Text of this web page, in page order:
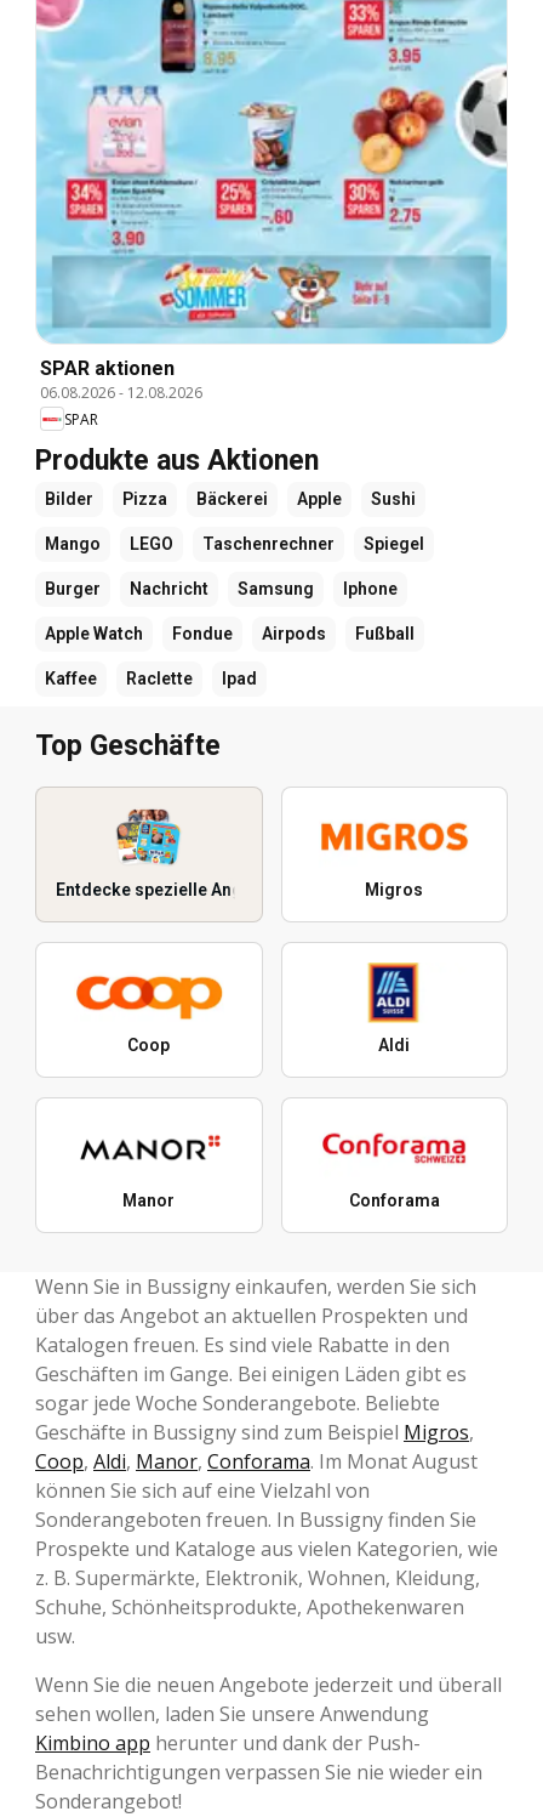
SPAR aktionen
06.08.2026- 12.08.2026
SPAR
Produkte aus Aktionen
Bilder Pizza Bäckerei Apple Sushi
Mango LEGO Taschenrechner Spiegel
Burger Nachricht Samsung Iphone
Apple Watch Fondue Airpods Fußball
Kaffee Raclette Ipad
Top Geschäfte
Entdecke spezielle Angebote Migros
Coop Aldi
Manor Conforama
Wenn Sie in Bussigny einkaufen, werden Sie sich
über das Angebot an aktuellen Prospekten und
Katalogen freuen. Es sind viele Rabatte in den
Geschäften im Gange. Bei einigen Läden gibt es
sogar jede Woche Sonderangebote. Beliebte
Geschäfte in Bussigny sind zum Beispiel Migros,
Coop, Aldi, Manor, Conforama. Im Monat August
können Sie sich auf eine Vielzahl von
Sonderangeboten freuen. In Bussigny finden Sie
Prospekte und Kataloge aus vielen Kategorien, wie
z. B. Supermärkte, Elektronik, Wohnen, Kleidung,
Schuhe, Schönheitsprodukte, Apothekenwaren
usw.
Wenn Sie die neuen Angebote jederzeit und überall
sehen wollen, laden Sie unsere Anwendung
Kimbino app herunter und dank der Push-
Benachrichtigungen verpassen Sie nie wieder ein
Sonderangebot!